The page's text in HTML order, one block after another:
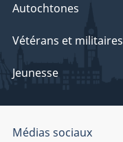
Autochtones
Vétérans et militaires
Jeunesse
Organisation
Médias sociaux